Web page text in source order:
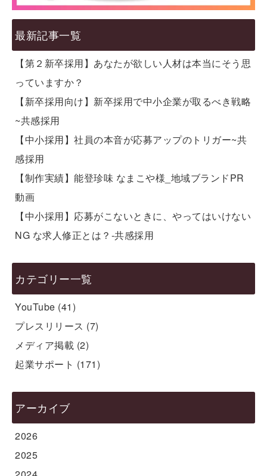
最新記事一覧
【第２新卒採用】あなたが欲しい人材は本当にそう思
っていますか？
【新卒採用向け】新卒採用で中小企業が取るべき戦略
~共感採用
【中小採用】社員の本音が応募アップのトリガー~共
感採用
【制作実績】能登珍味 なまこや様_地域ブランドPR
動画
【中小採用】応募がこないときに、やってはいけない
NG な求人修正とは？-共感採用
カテゴリー一覧
YouTube (41)
プレスリリース (7)
メディア掲載 (2)
起業サポート (171)
アーカイブ
2026
2025